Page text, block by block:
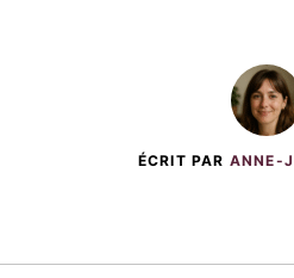
ÉCRIT PAR ANNE-